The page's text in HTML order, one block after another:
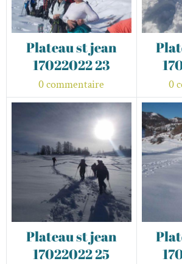
Plateau st jean
17022022 23
0 commentaire 0
Plateau st jean
17022022 25